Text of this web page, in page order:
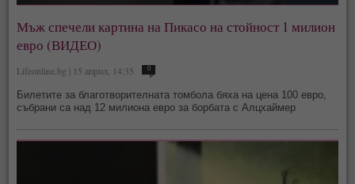
Мъж спечели картина на Пикасо на стойност 1 милион
евро (ВИДЕО)
Lifeonline.bg | 15 април, 14:35 0
Билетите за благотворителната томбола бяха на цена 100 евро,
събрани са над 12 милиона евро за борбата с Алцхаймер